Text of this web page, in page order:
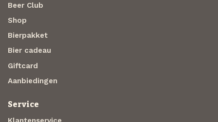
Beer Club
Shop
Bierpakket
Bier cadeau
Giftcard
Aanbiedingen
Service